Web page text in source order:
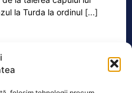
la Turda la ordinul [...]